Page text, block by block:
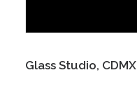
Glass Studio, CDMX